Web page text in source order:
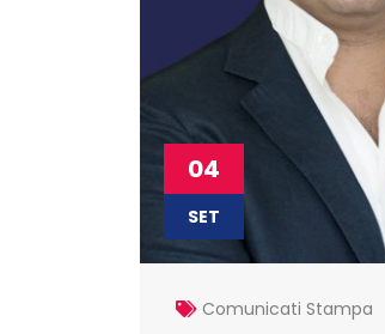
04
SET
Comunicati Stampa